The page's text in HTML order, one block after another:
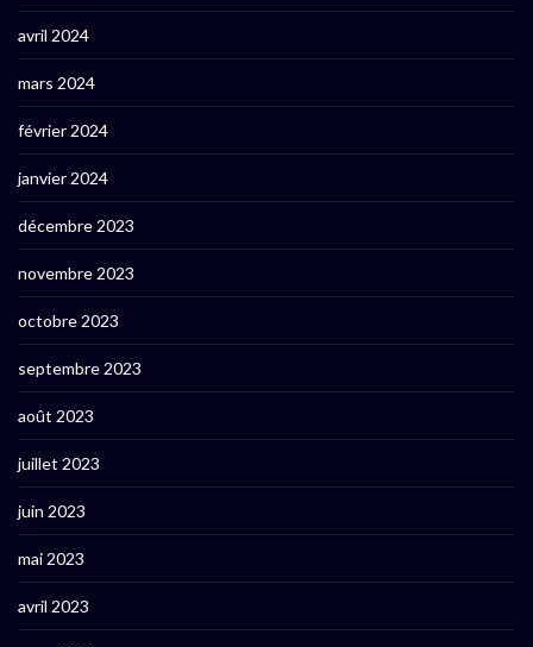
avril 2024
mars 2024
février 2024
janvier 2024
décembre 2023
novembre 2023
octobre 2023
septembre 2023
août 2023
juillet 2023
juin 2023
mai 2023
avril 2023